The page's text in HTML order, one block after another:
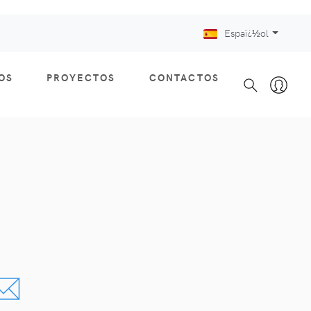
Espaï¿½ol
PROYECTOS CONTACTOS